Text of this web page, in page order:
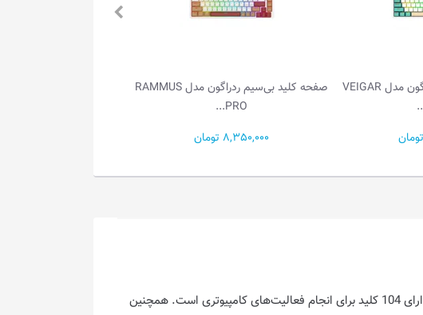
صفحه کلید بی‌سیم ردراگون مدل RAMMUS
8,350,000 تومان
8,150,000 تومان
کیبورد کینگ استار مدل kb97 از نوع سیم دار می‌باشد و از طریق درگاه USB به کامپیوتر متصل می‌شود. این کیبورد دارای 104 کلید برای انجام فعالیت‌های کامپیوتری است. همچنین